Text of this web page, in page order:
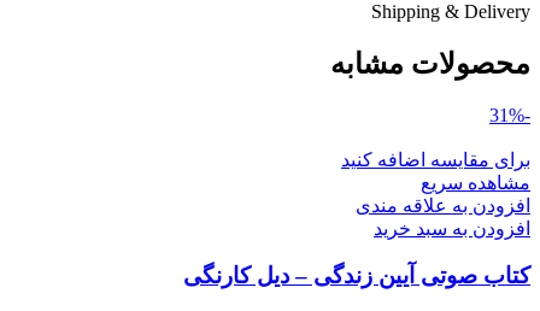
Shipping & Delivery
محصولات مشابه
-31%
برای مقایسه اضافه کنید
مشاهده سریع
افزودن به علاقه مندی
افزودن به سبد خرید
کتاب صوتی آیین زندگی – دیل کارنگی